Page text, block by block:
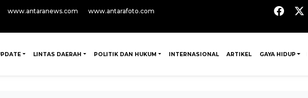
www.antaranews.com www.antarafoto.com
LINTAS DAERAH POLITIK DAN HUKUM INTERNASIONAL ARTIKEL GAYA HIDUP